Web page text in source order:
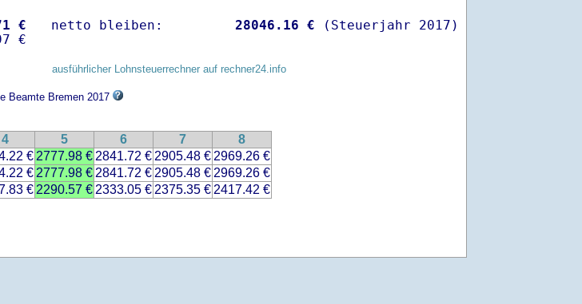
€
netto bleiben: 28046.16 € (Steuerjahr 2017)
ausführlicher Lohnsteuerrechner auf rechner24.info
Beamte Bremen 2017
4 5 6 7
8
€ 2777.98 € 2841.72 € 2905.48 € 2969.26 €
€ 2777.98 € 2841.72 € 2905.48 € 2969.26 €
€ 2290.57 € 2333.05 € 2375.35 € 2417.42 €